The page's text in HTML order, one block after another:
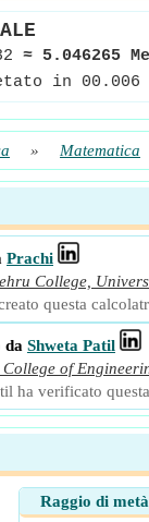
≈ 5.046265
in 00.006
» Matematica
Prachi
College,
questa
da Shweta Patil
of
ha verificato
Raggio di